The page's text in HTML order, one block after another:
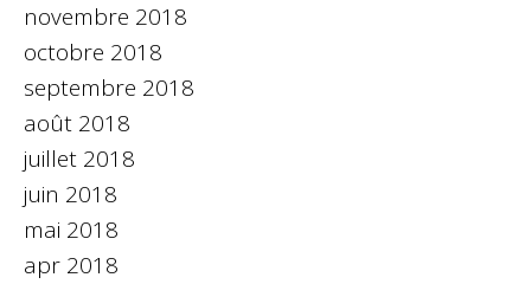
novembre 2018
octobre 2018
septembre 2018
août 2018
juillet 2018
juin 2018
mai 2018
apr 2018